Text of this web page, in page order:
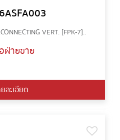
VERT. [FPK-7]..
ายขาย
ละเอียด